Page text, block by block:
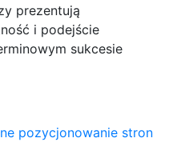
prezentują
i podejście
sukcesie
pozycjonowanie stron